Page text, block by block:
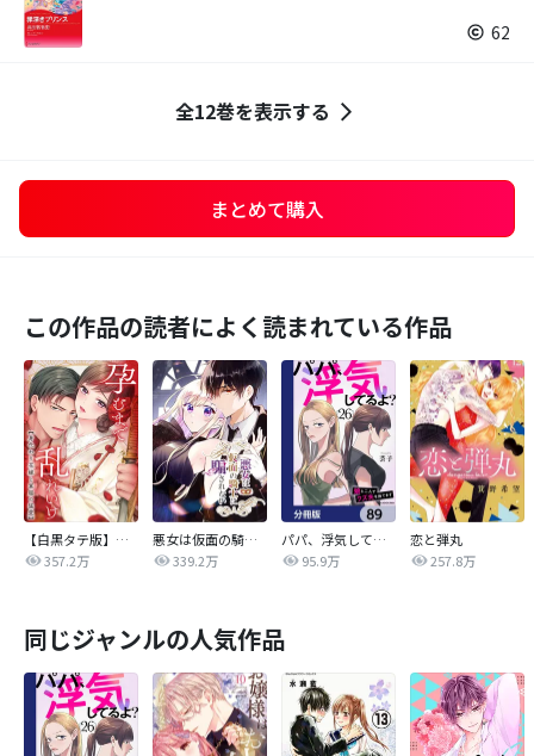
62
全12巻を表示する
まとめて購入
この作品の読者によく読まれている作品
【白黒タテ版】孕むまで乱れいけ～身代わり花嫁と軍服の猛愛
357.2万
悪女は仮面の騎士に騙されない
339.2万
パパ、浮気してるよ？娘と二人でクズ夫を捨てます【分冊版】
95.9万
恋と弾丸
257.8万
同じジャンルの人気作品